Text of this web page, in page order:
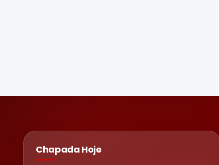
Chapada Hoje